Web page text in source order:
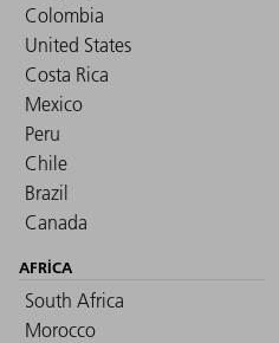
Colombia
United States
Costa Rica
Mexico
Peru
Chile
Brazil
Canada
AFRICA
South Africa
Morocco